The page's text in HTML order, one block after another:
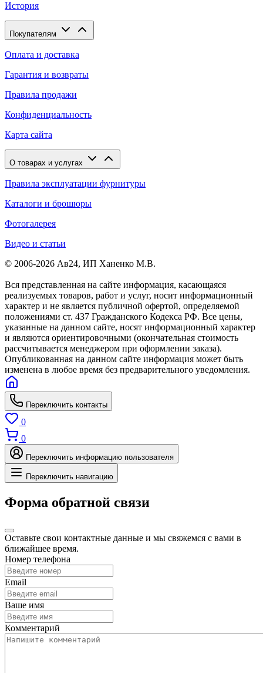
История
Покупателям
Оплата и доставка
Гарантия и возвраты
Правила продажи
Конфиденциальность
Карта сайта
О товарах и услугах
Правила эксплуатации фурнитуры
Каталоги и брошюры
Фотогалерея
Видео и статьи
© 2006-2026 Ав24, ИП Ханенко М.В.
Вся представленная на сайте информация, касающаяся
реализуемых товаров, работ и услуг, носит информационный
характер и не является публичной офертой, определяемой
положениями ст. 437 Гражданского Кодекса РФ. Все цены,
указанные на данном сайте, носят информационный характер
и являются ориентировочными (окончательная стоимость
рассчитывается менеджером при оформлении заказа).
Опубликованная на данном сайте информация может быть
изменена в любое время без предварительного уведомления.
Переключить контакты
0
0
Переключить информацию пользователя
Переключить навигацию
Форма обратной связи
Оставьте свои контактные данные и мы свяжемся с вами в
ближайшее время.
Номер телефона
Email
Ваше имя
Комментарий